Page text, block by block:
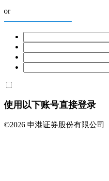
or
使用以下账号直接登录
©2026 申港证券股份有限公司